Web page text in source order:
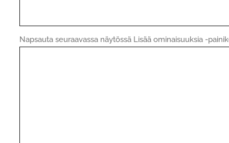
Napsauta seuraavassa näytössä Lisää ominaisuuksia -